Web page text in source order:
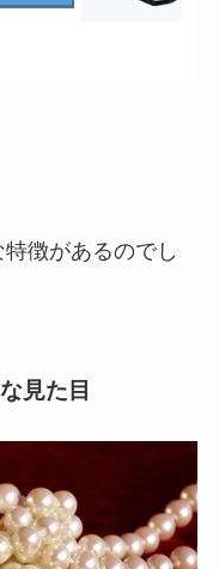
徴があるのでし
見た目